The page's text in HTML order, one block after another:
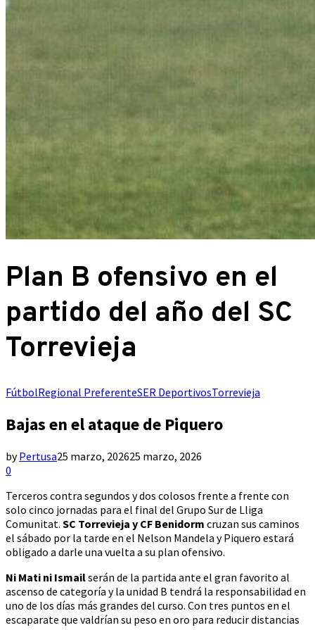
Plan B ofensivo en el
partido del año del SC
Torrevieja
FútbolRegional PreferenteSER DeportivosTorrevieja
Bajas en el ataque de Piquero
byPertusa25 marzo, 202625 marzo, 2026
0
Terceros contra segundos y dos colosos frente a frente con
solo cinco jornadas para el final del Grupo Sur de Lliga
Comunitat. SC Torrevieja y CF Benidorm cruzan sus caminos
el sábado por la tarde en el Nelson Mandela y Piquero estará
obligado a darle una vuelta a su plan ofensivo.
Ni Mati ni Ismailserán de la partida ante el gran favorito al
ascenso de categoría y la unidad B tendrá la responsabilidad en
uno de los días más grandes del curso. Con tres puntos en el
escaparate que valdrían su peso en oro para reducir distancias